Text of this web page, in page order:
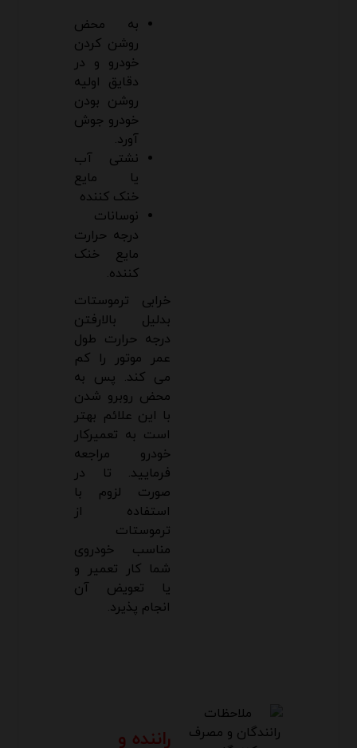
به محض
روشن کردن
خودرو و در
دقایق اولیه
روشن بودن
خودرو جوش
آورد.
نشتی آب
یا مایع
خنک کننده
نوسانات
درجه حرارت
مایع خنک
کننده.
خرابی ترموستات
بدلیل بالارفتن
درجه حرارت طول
عمر موتور را کم
می کند. پس به
محض روبرو شدن
با این علائم بهتر
است به تعمیرکار
خودرو مراجعه
فرمایید. تا در
صورت لزوم با
استفاده از
ترموستات
مناسب خودروی
شما کار تعمیر و
یا تعویض آن
انجام پذیرد.
راننده و